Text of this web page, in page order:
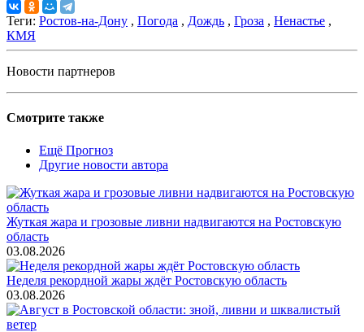
Теги: Ростов-на-Дону , Погода , Дождь , Гроза , Ненастье ,
КМЯ
Новости партнеров
Смотрите также
Ещё Прогноз
Другие новости автора
Жуткая жара и грозовые ливни надвигаются на Ростовскую
область
03.08.2026
Неделя рекордной жары ждёт Ростовскую область
03.08.2026